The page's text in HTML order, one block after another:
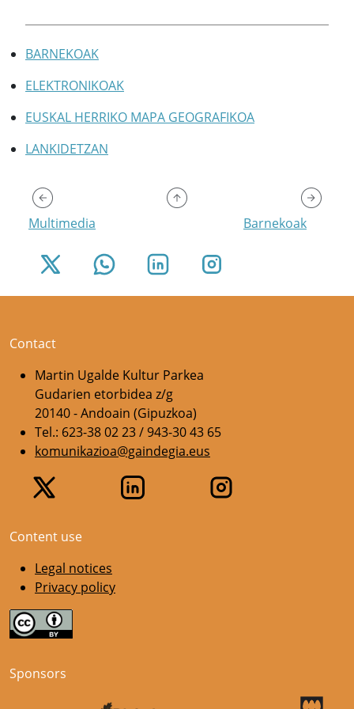
BARNEKOAK
ELEKTRONIKOAK
EUSKAL HERRIKO MAPA GEOGRAFIKOA
LANKIDETZAN
Multimedia Barnekoak
Contact
Martin Ugalde Kultur Parkea
Gudarien etorbidea z/g
20140 - Andoain (Gipuzkoa)
Tel.: 623-38 02 23 / 943-30 43 65
komunikazioa@gaindegia.eus
Content use
Legal notices
Privacy policy
Sponsors